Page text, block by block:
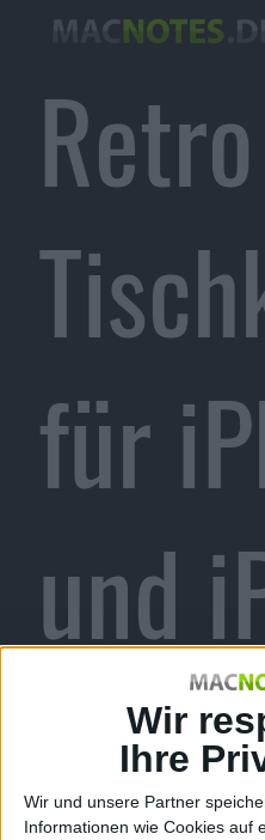
Wir
Ihre
Wir und unsere Partner
Informationen wie Cookies auf
Retro
für
und